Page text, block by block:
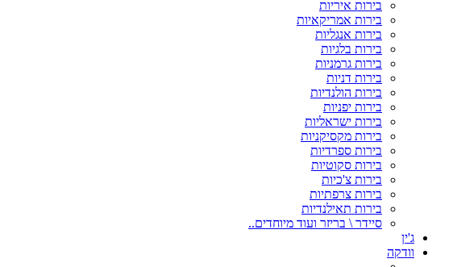
בירות איריות
בירות אמריקאיות
בירות אנגליות
בירות בלגיות
בירות גרמניות
בירות דניות
בירות הולנדיות
בירות יפניות
בירות ישראליות
בירות מקסיקניות
בירות ספרדיות
בירות סקוטיות
בירות צ'כיות
בירות צרפתיות
בירות תאילנדיות
סיידר \ בריזר ועוד מיוחדים..
ג'ין
וודקה